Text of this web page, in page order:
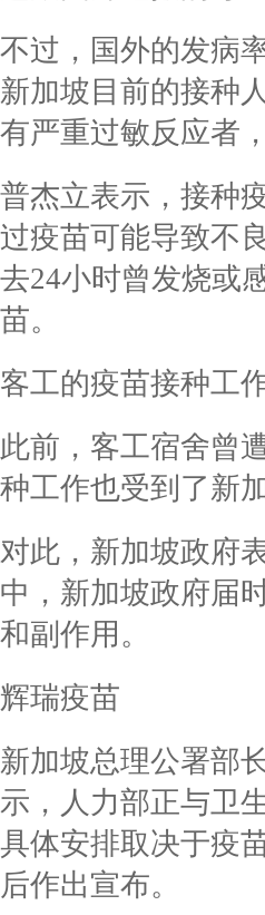
不过，国外的发病
新加坡目前的接种
有严重过敏反应者
普杰立表示，接种
过疫苗可能导致不
去24小时曾发烧或
苗。
客工的疫苗接种工
此前，客工宿舍曾
种工作也受到了新
对此，新加坡政府
中，新加坡政府届
和副作用。
辉瑞疫苗
新加坡总理公署部
示，人力部正与卫
具体安排取决于疫
后作出宣布。